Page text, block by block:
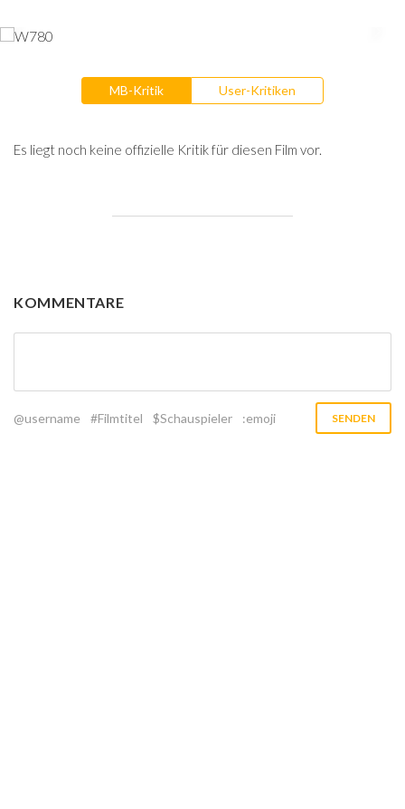
MB-Kritik User-Kritiken
Es liegt noch keine offizielle Kritik für diesen Film vor.
KOMMENTARE
@username #Filmtitel $Schauspieler :emoji